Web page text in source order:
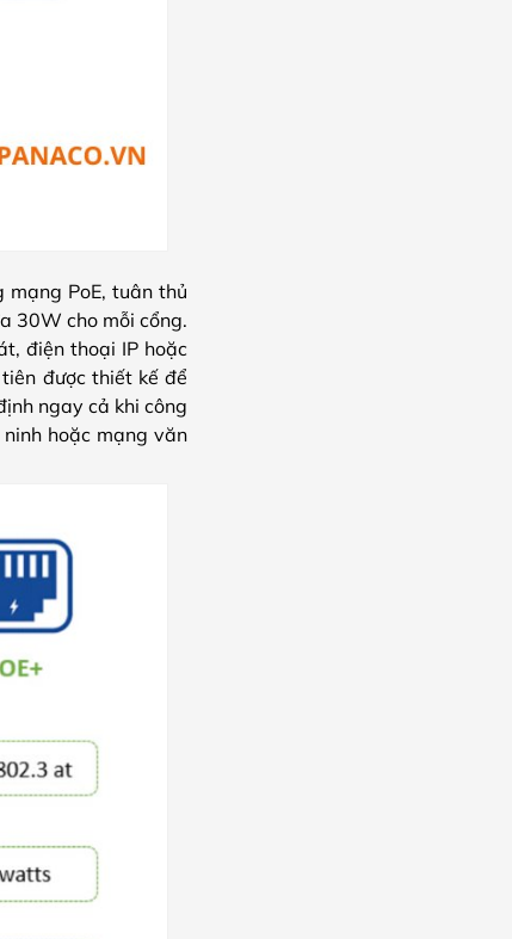
PoE, tuân thủ
30W cho mỗi cổng.
điện thoại IP hoặc
được thiết kế để
ngay cả khi công
hoặc mạng văn